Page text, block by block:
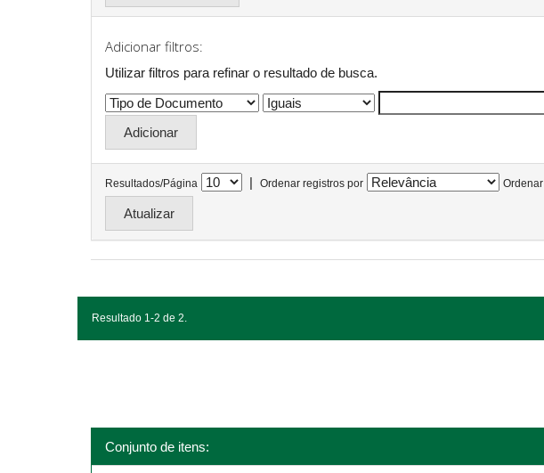
Adicionar filtros:
Utilizar filtros para refinar o resultado de busca.
Resultados/Página | Ordenar registros por Ordenar
Resultado 1-2 de 2.
Conjunto de itens: